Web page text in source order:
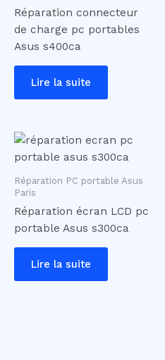
Réparation connecteur
de charge pc portables
Asus s400ca
Lire la suite
Réparation PC portable Asus
Paris
Réparation écran LCD pc
portable Asus s300ca
Lire la suite